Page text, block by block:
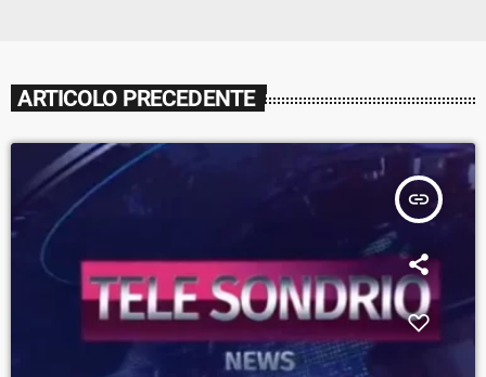
ARTICOLO PRECEDENTE
insert_link